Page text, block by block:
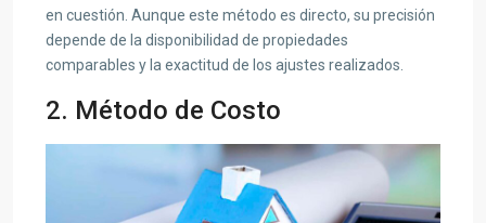
en cuestión. Aunque este método es directo, su precisión
depende de la disponibilidad de propiedades
comparables y la exactitud de los ajustes realizados.
2. Método de Costo